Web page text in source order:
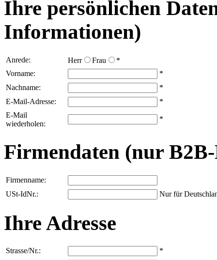
Ihre persönlichen
Informationen)
Anrede: Herr Frau
*
Vorname:
*
Nachname:
*
E-Mail-Adresse:
*
E-Mail
wiederholen:
*
Firmendaten (nur
Firmenname:
USt-IdNr.:
Nur für
Ihre Adresse
Strasse/Nr.:
*